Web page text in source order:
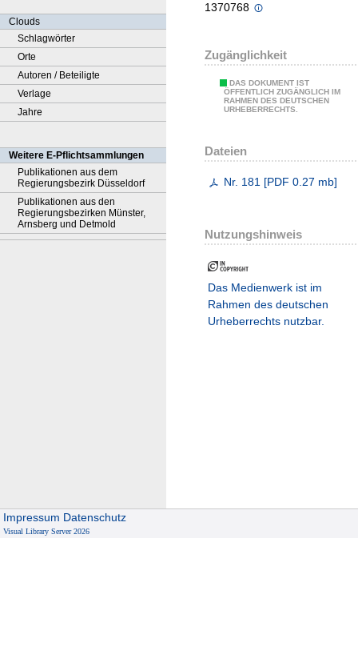
Clouds
Schlagwörter
Orte
Autoren / Beteiligte
Verlage
Jahre
Weitere E-Pflichtsammlungen
Publikationen aus dem
Regierungsbezirk Düsseldorf
Publikationen aus den
Regierungsbezirken Münster,
Arnsberg und Detmold
1370768
Zugänglichkeit
DAS DOKUMENT IST
ÖFFENTLICH ZUGÄNGLICH IM
RAHMEN DES DEUTSCHEN
URHEBERRECHTS.
Dateien
Nr. 181 [PDF 0.27 mb]
Nutzungshinweis
Das Medienwerk ist im
Rahmen des deutschen
Urheberrechts nutzbar.
Impressum Datenschutz
Visual Library Server 2026